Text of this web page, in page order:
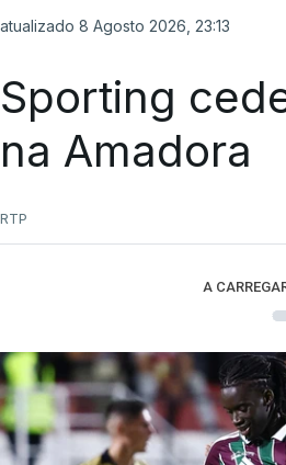
atualizado 8 Agosto 2026, 23:13
Sporting
na Amadora
RTP
A